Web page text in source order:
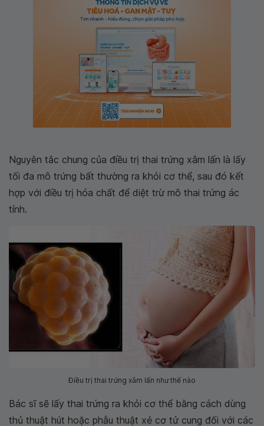
Nguyên tắc chung của điều trị thai trứng xâm lấn là lấy
tối đa mô trứng bất thường ra khỏi cơ thể, sau đó kết
hợp với điều trị hóa chất để diệt trừ mô thai trứng ác
tính.
Điều trị thai trứng xâm lấn như thế nào
Bác sĩ sẽ lấy thai trứng ra khỏi cơ thể bằng cách dùng
thủ thuật hút hoặc phẫu thuật xẻ cơ tử cung đối với các